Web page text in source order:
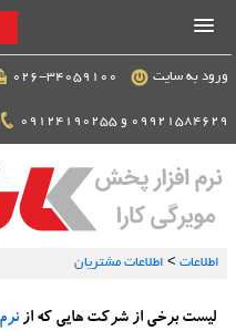
ورود به سایت
اطلاعات > اطلاعات مشتریان
لیست برخی از شرکت هایی که از